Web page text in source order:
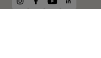
instagram
facebook
youtubelinkedin